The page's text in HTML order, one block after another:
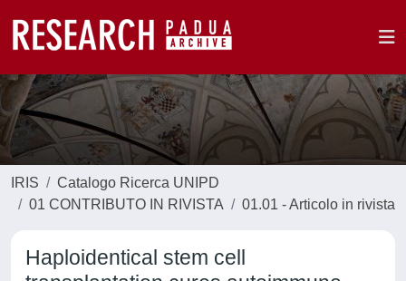
IRIS
Catalogo Ricerca UNIPD
01 CONTRIBUTO IN RIVISTA
01.01 - Articolo in rivista
Haploidentical stem cell